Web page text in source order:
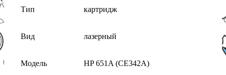
Тип картридж
Вид лазерный
Модель HP 651A (CE342A)